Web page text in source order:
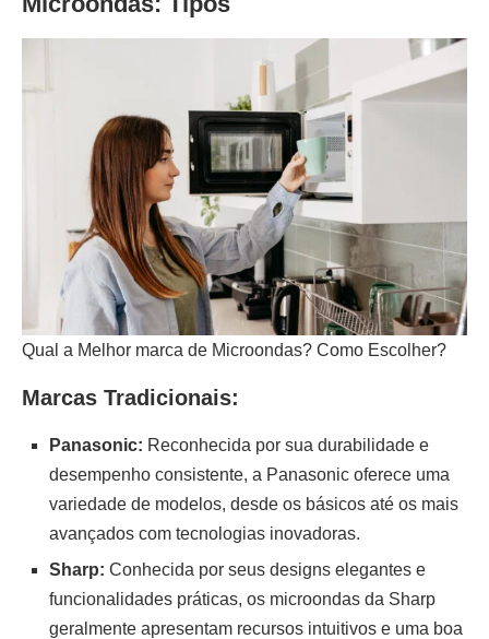
Qual a Melhor marca de Microondas? Como Escolher?
Marcas Tradicionais:
Panasonic: Reconhecida por sua durabilidade e
desempenho consistente, a Panasonic oferece uma
variedade de modelos, desde os básicos até os mais
avançados com tecnologias inovadoras.
Sharp: Conhecida por seus designs elegantes e
funcionalidades práticas, os microondas da Sharp
geralmente apresentam recursos intuitivos e uma boa